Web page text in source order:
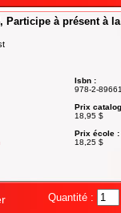
Participe à présent à
Isbn :
978-2-
Prix
18,95 $
Prix école :
18,25 $
Quantité :